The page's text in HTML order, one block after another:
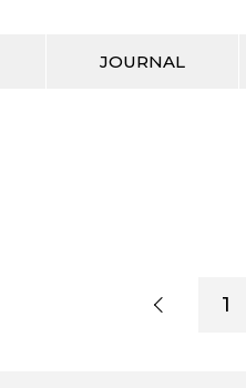
JOURNAL
1